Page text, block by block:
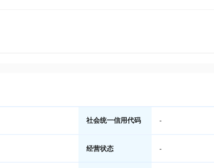
社会统一信用代码 -
经营状态 -